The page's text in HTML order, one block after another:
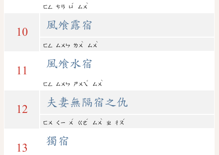
ㄈㄥ ㄘㄢ ㄩ
ˇ
ㄙㄨ
ˋ
10
風飧露宿
ㄈㄥ ㄙㄨㄣ ㄌㄨ
ˋ
ㄙㄨ
ˋ
11
風飧水宿
ㄈㄥ ㄙㄨㄣ ㄕㄨㄟ
ˇ
ㄙㄨ
ˋ
12
夫妻無隔宿之仇
ㄈㄨ ㄑㄧ ㄨ
ˊ
ㄍㄜ
ˊ
ㄙㄨ
ˋ
ㄓ ㄔㄡ
ˊ
13
獨宿